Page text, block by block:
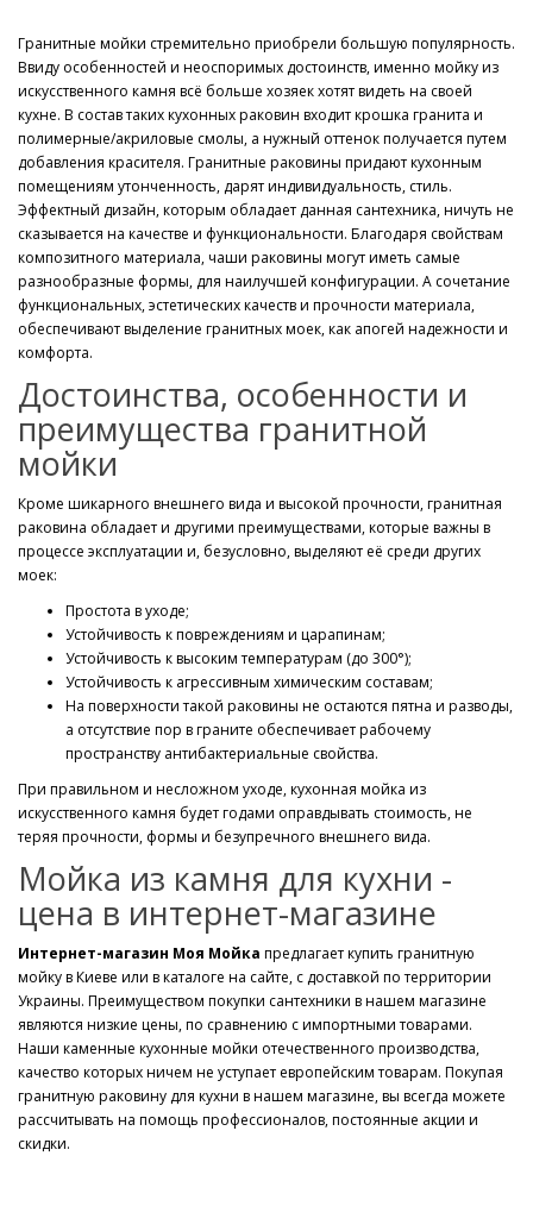
Гранитные мойки стремительно приобрели большую популярность.
Ввиду особенностей и неоспоримых достоинств, именно мойку из
искусственного камня всё больше хозяек хотят видеть на своей
кухне. В состав таких кухонных раковин входит крошка гранита и
полимерные/акриловые смолы, а нужный оттенок получается путем
добавления красителя. Гранитные раковины придают кухонным
помещениям утонченность, дарят индивидуальность, стиль.
Эффектный дизайн, которым обладает данная сантехника, ничуть не
сказывается на качестве и функциональности. Благодаря свойствам
композитного материала, чаши раковины могут иметь самые
разнообразные формы, для наилучшей конфигурации. А сочетание
функциональных, эстетических качеств и прочности материала,
обеспечивают выделение гранитных моек, как апогей надежности и
комфорта.
Достоинства, особенности и
преимущества гранитной
мойки
Кроме шикарного внешнего вида и высокой прочности, гранитная
раковина обладает и другими преимуществами, которые важны в
процессе эксплуатации и, безусловно, выделяют её среди других
моек:
Простота в уходе;
Устойчивость к повреждениям и царапинам;
Устойчивость к высоким температурам (до 300°);
Устойчивость к агрессивным химическим составам;
На поверхности такой раковины не остаются пятна и разводы,
а отсутствие пор в граните обеспечивает рабочему
пространству антибактериальные свойства.
При правильном и несложном уходе, кухонная мойка из
искусственного камня будет годами оправдывать стоимость, не
теряя прочности, формы и безупречного внешнего вида.
Мойка из камня для кухни -
цена в интернет-магазине
Интернет-магазин Моя Мойка предлагает купить гранитную
мойку в Киеве или в каталоге на сайте, с доставкой по территории
Украины. Преимуществом покупки сантехники в нашем магазине
являются низкие цены, по сравнению с импортными товарами.
Наши каменные кухонные мойки отечественного производства,
качество которых ничем не уступает европейским товарам. Покупая
гранитную раковину для кухни в нашем магазине, вы всегда можете
рассчитывать на помощь профессионалов, постоянные акции и
скидки.